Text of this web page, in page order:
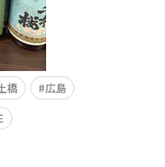
橋
広島